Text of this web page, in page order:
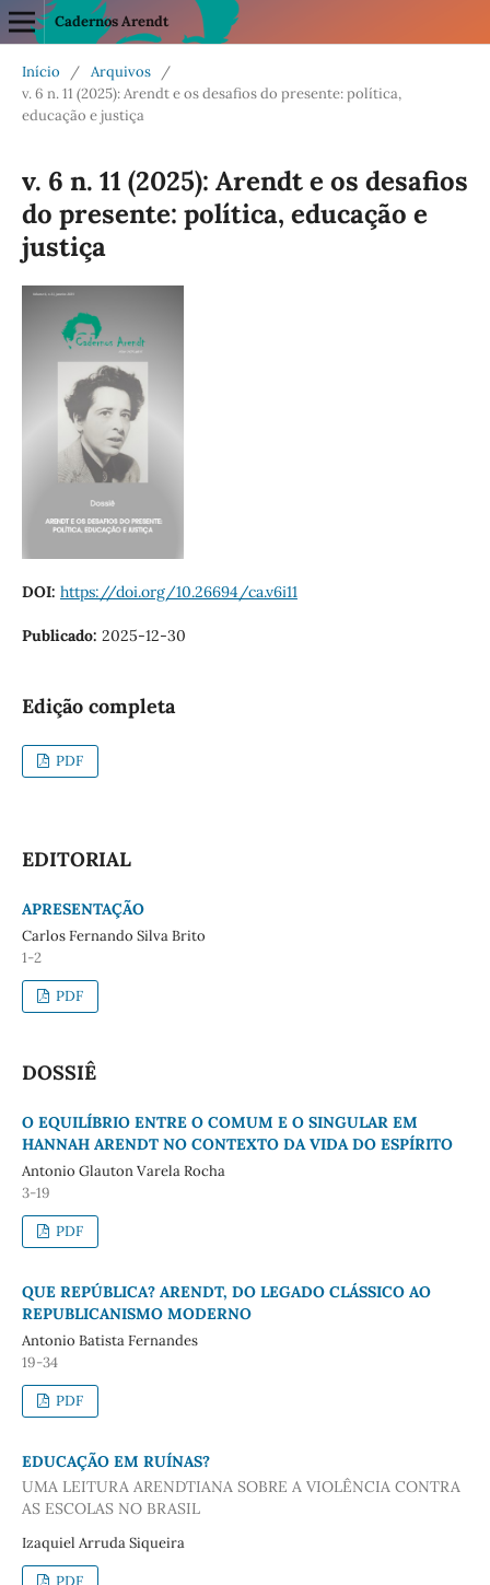
Cadernos Arendt
Início / Arquivos
/
v. 6 n. 11 (2025): Arendt e os desafios do presente: política,
educação e justiça
v. 6 n. 11 (2025): Arendt e os desafios
do presente: política, educação e
justiça
DOI: https://doi.org/10.26694/ca.v6i11
Publicado: 2025-12-30
Edição completa
PDF
EDITORIAL
APRESENTAÇÃO
Carlos Fernando Silva Brito
1-2
PDF
DOSSIÊ
O EQUILÍBRIO ENTRE O COMUM E O SINGULAR EM
HANNAH ARENDT NO CONTEXTO DA VIDA DO ESPÍRITO
Antonio Glauton Varela Rocha
3-19
PDF
QUE REPÚBLICA? ARENDT, DO LEGADO CLÁSSICO AO
REPUBLICANISMO MODERNO
Antonio Batista Fernandes
19-34
PDF
EDUCAÇÃO EM RUÍNAS?
UMA LEITURA ARENDTIANA SOBRE A VIOLÊNCIA CONTRA
AS ESCOLAS NO BRASIL
Izaquiel Arruda Siqueira